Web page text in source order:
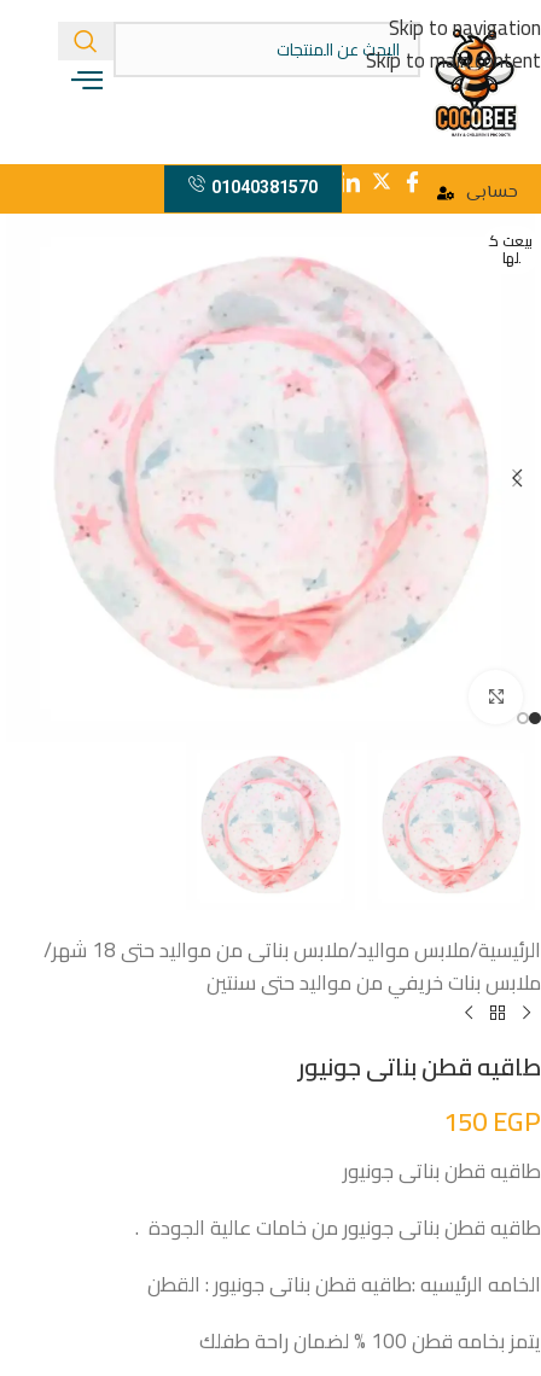
Skip to navigation
Skip to main content
حسابى 01040381570
بيعت ك
لها
الرئيسية/ملابس مواليد/ملابس بناتى من مواليد حتى 18 شهر
/
ملابس بنات خريفي من مواليد حتى سنتين
طاقيه قطن بناتى جونيور
150EGP
طاقيه قطن بناتى جونيور
طاقيه قطن بناتى جونيور من خامات عالية الجودة .
الخامه الرئيسيه :طاقيه قطن بناتى جونيور : القطن
يتمز بخامه قطن 100 % لضمان راحة طفلك